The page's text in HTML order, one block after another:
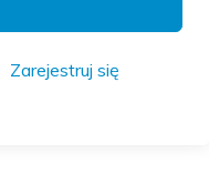
Zarejestruj się